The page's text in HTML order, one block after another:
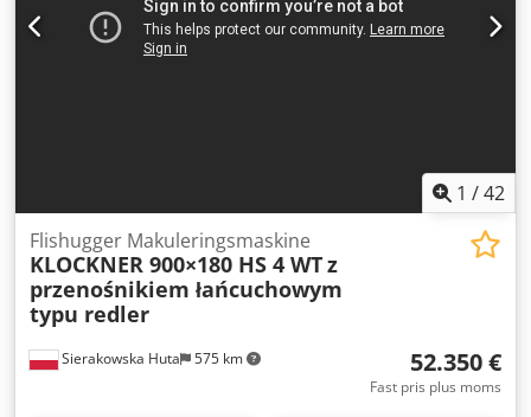
Vibrorende mål (L/B/H): 4470/950/930 mm - Maskinmål
(L/B/H): 3100/1500/1170 mm - Samlet vægt: ca. 5500 kg –
Tysk produktion – Meget lav driftstid – Original
1 /42
Sierakowska Huta 575 km
Flishugger Makuleringsmaskine
KLOCKNER 900×180 HS 4 WTz
przenośnikiem łańcuchowym
typu redler
52.350 €
Fast pris plus moms